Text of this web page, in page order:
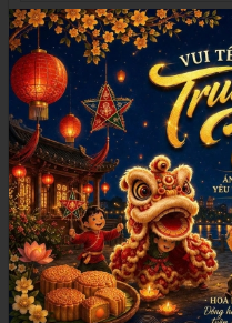
VISA CHÂU ÂU
Dec 07, 2023 byAdmin